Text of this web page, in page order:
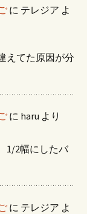
に テレジア よ
えてた原因が分
に haru より
1/2幅にしたバ
に テレジア よ